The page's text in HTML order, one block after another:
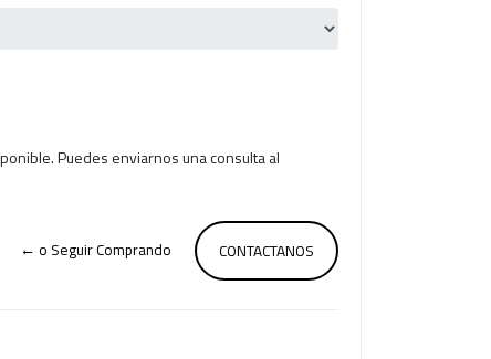
Puedes enviarnos una consulta al
CONTACTANOS
← o Seguir Comprando